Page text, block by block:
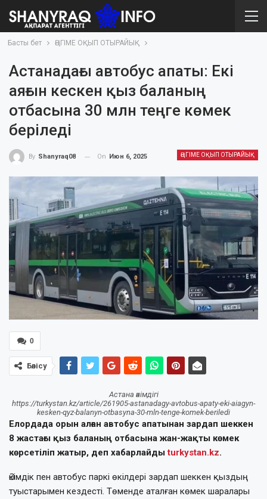
Басты бет ӘҢГІМЕ ОҚЫП ОТЫРАЙЫҚ
Астанадағы автобус апаты: Екі
аяғын кескен қыз баланың
отбасына 30 млн теңге көмек
беріледі
ӘҢГІМЕ ОҚЫП ОТЫРАЙЫҚ
By Shanyraq08 On Июн 6, 2025
0
Бөлісу
Астана әкімдігі
https://turkystan.kz/article/261905-astanadagy-avtobus-apaty-eki-aiagyn-
kesken-qyz-balanyn-otbasyna-30-mln-tenge-komek-beriledi
Елордада орын алған автобус апатынан зардап шеккен
8 жастағы қыз баланың отбасына жан-жақты көмек
көрсетіліп жатыр, деп хабарлайдыturkystan.kz.
Әкімдік пен автобус паркі өкілдері зардап шеккен қыздың
туыстарымен кездесті. Төменде аталған көмек шаралары